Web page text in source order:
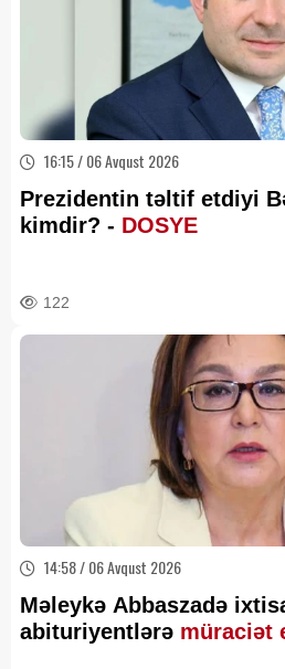
16:15 / 06 Avqust 2026
Prezidentin təltif etdiyi
kimdir? - DOSYE
122
14:58 / 06 Avqust 2026
Məleykə Abbaszadə
abituriyentlərə müraciət